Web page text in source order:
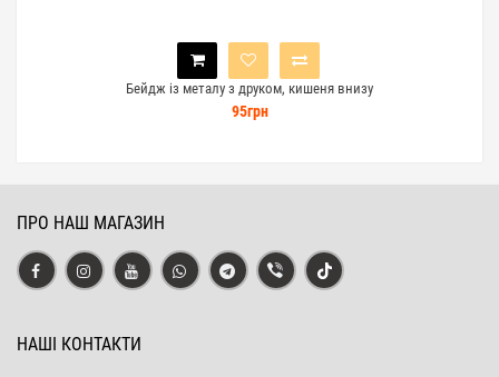
Бейдж із металу з друком, кишеня внизу
95грн
ПРО НАШ МАГАЗИН
НАШІ КОНТАКТИ